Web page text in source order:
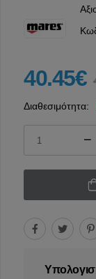
40.45€
Διαθεσιμότητα: